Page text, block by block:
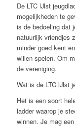
De LTC IJlst
mogelijkheden te
is de bedoeling dat
natuurlijk vriendjes
minder goed kent
willen spelen. Om
de vereniging.
Wat is de LTC IJlst
Het is een soort
ladder waarop je
winnen. Je mag